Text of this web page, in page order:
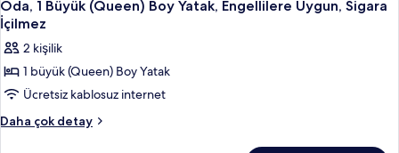
görün
Sigara
İçilmez
hakkında
daha
detay
1
Büyük
(Queen)
Boy
Yatak,
Engellilere
Oda, 1 Büyük (Queen) Boy Yatak, Engellilere Uygun, Sigara
İçilmez
2 kişilik
1 büyük (Queen) Boy Yatak
Ücretsiz kablosuz internet
Daha çok detay
Oda,